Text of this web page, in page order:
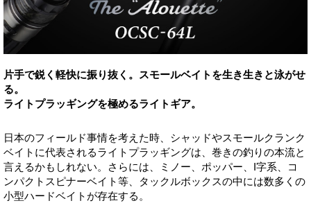
片手で鋭く軽快に振り抜く。スモールベイトを生き生きと泳がせ
る。
ライトプラッギングを極めるライトギア。
日本のフィールド事情を考えた時、シャッドやスモールクランク
ベイトに代表されるライトプラッギングは、巻きの釣りの本流と
言えるかもしれない。さらには、ミノー、ポッパー、I字系、コ
ンパクトスピナーベイト等、タックルボックスの中には数多くの
小型ハードベイトが存在する。